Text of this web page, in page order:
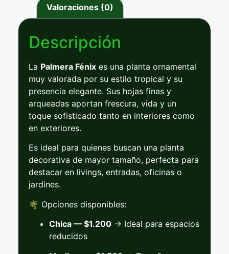
Valoraciones (0)
Descripción
La Palmera Fénix es una planta ornamental
muy valorada por su estilo tropical y su
presencia elegante. Sus hojas finas y
arqueadas aportan frescura, vida y un
toque sofisticado tanto en interiores como
en exteriores.
Es ideal para quienes buscan una planta
decorativa de mayor tamaño, perfecta para
destacar en livings, entradas, oficinas o
jardines.
🌴 Opciones disponibles:
Chica — $1.200 → Ideal para espacios
reducidos